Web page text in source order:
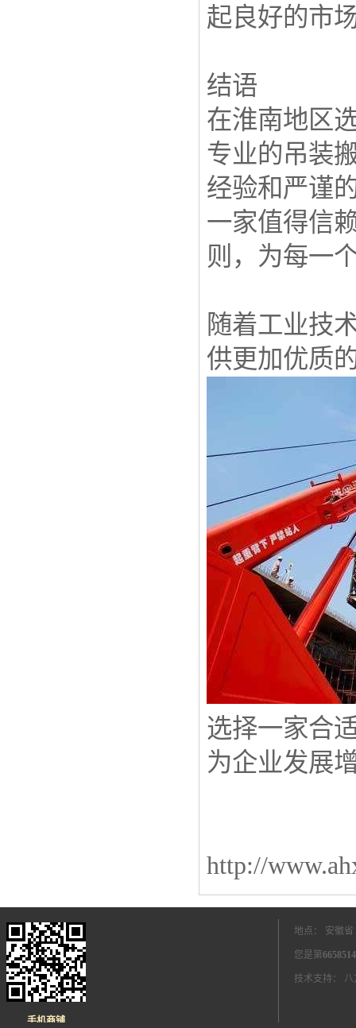
起良好的市
结语
在淮南地区
专业的吊装
经验和严谨
一家值得信
则，为每一
随着工业技
供更加优质
选择一家合
为企业发展
http://
手机商铺
地点： 安徽
您是第6658514
技术支持： 八